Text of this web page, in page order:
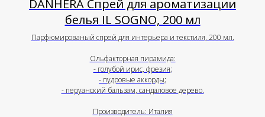
DANHERA Спрей для ароматизации
белья IL SOGNO, 200 мл
Парфюмированый спрей для интерьера и текстиля, 200 мл.
Ольфакторная пирамида:
- голубой ирис, фрезия;
- пудровые аккорды;
- перуанский бальзам, сандаловое дерево.
Производитель: Италия